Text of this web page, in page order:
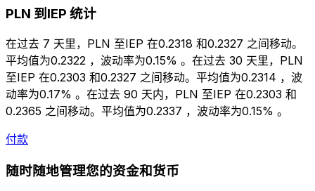
PLN 到IEP 统计
在过去 7 天里，PLN 至IEP 在0.2318 和0.2327 之间移动。
平均值为0.2322 ，波动率为0.15% 。在过去 30 天里，PLN
至IEP 在0.2303 和0.2327 之间移动。平均值为0.2314 ，波
动率为0.17% 。在过去 90 天内，PLN 至IEP 在0.2303 和
0.2365 之间移动。平均值为0.2337 ，波动率为0.15% 。
付款
随时随地管理您的资金和货币